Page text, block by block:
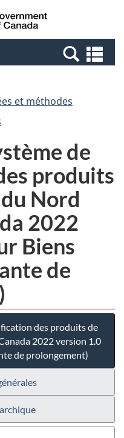
Canada
et
et méthodes
de
produits
Nord
2022
Biens
de
des produits de
2022 version 1.0
de prolongement)